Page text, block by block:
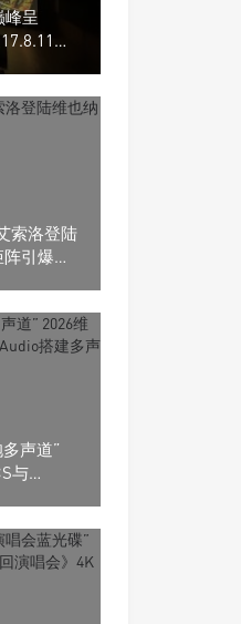
峰呈
声
索洛登陆
引爆关
声道”
与